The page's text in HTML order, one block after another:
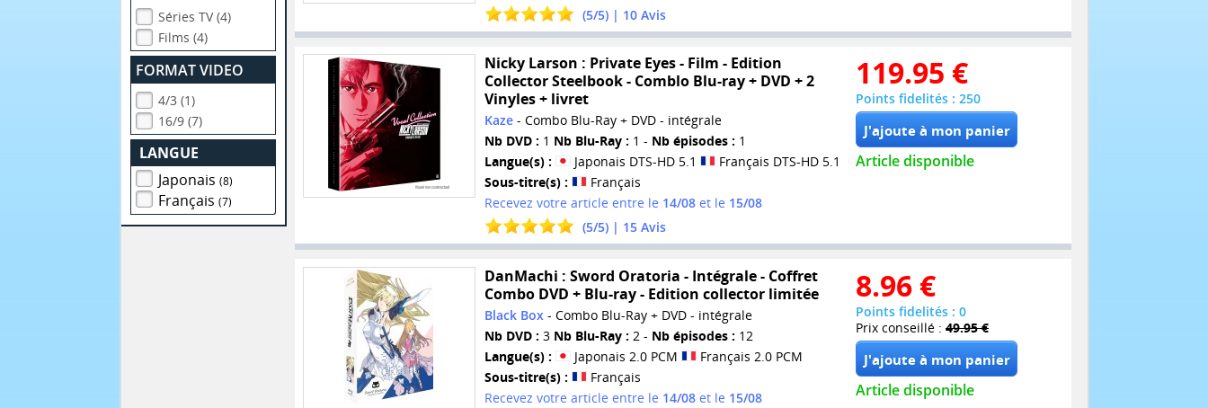
Séries TV (4)
Films (4)
FORMAT VIDEO
4/3 (1)
16/9 (7)
LANGUE
Japonais(8)
Français(7)
(5/5) | 10Avis
Nicky Larson : Private Eyes - Film - Edition
Collector Steelbook - Comblo Blu-ray + DVD + 2
Vinyles + livret
Kaze- Combo Blu-Ray + DVD - intégrale
Nb DVD : 1 Nb Blu-Ray : 1 - Nb épisodes : 1
Langue(s) :
Japonais DTS-HD 5.1
Français DTS-HD 5.1
Sous-titre(s) :
Français
Recevez votre article entre le 14/08et le 15/08
(5/5) | 15Avis
119.95 €
Points fidelités : 250
Article disponible
DanMachi : Sword Oratoria - Intégrale - Coffret
Combo DVD + Blu-ray - Edition collector limitée
Black Box- Combo Blu-Ray + DVD - intégrale
Nb DVD : 3 Nb Blu-Ray : 2 - Nb épisodes : 12
Langue(s) :
Japonais 2.0 PCM
Français 2.0 PCM
Sous-titre(s) :
Français
Recevez votre article entre le 14/08et le 15/08
8.96 €
Points fidelités : 0
Prix conseillé : 49.95 €
Article disponible